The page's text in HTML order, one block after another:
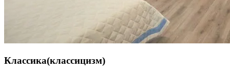
Классика(классицизм)